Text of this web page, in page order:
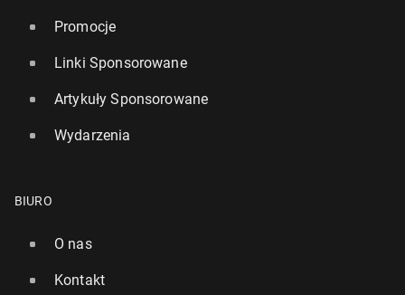
Promocje
Linki Sponsorowane
Artykuły Sponsorowane
Wydarzenia
BIURO
O nas
Kontakt